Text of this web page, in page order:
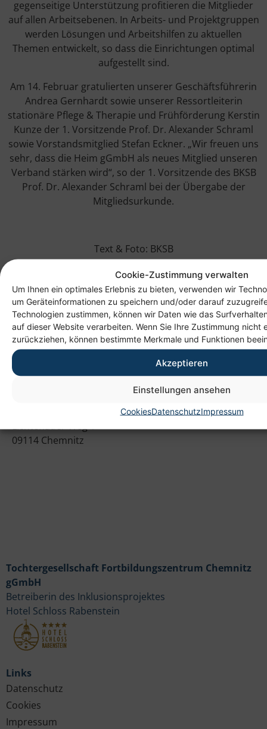
Cookie-Zustimmung verwalten
Um Ihnen ein optimales Erlebnis zu bieten, verwenden wir
um Geräteinformationen zu speichern und/oder darauf
Technologien zustimmen, können wir Daten wie das
auf dieser Website verarbeiten. Wenn Sie Ihre Zustimmung nicht
zurückziehen, können bestimmte Merkmale und Funktionen
Akzeptieren
Einstellungen ansehen
CookiesDatenschutzImpressum
gegenseitige Unterstützung profitieren die Mitglieder
auf allen Arbeitsebenen. In Arbeits- und Projektgruppen
werden Lösungen und Arbeitshilfen zu aktuellen
Themen entwickelt, so dass die Einrichtungen optimal
aufgestellt sind.
Am 14. Februar gratulierten unserer Geschäftsführerin
Andrea Gernhardt sowie unserer Ressortleiterin
stationäre Pflege & Therapie und Frühförderung Kerstin
Kunze der 1. Vorsitzende Prof. Dr. Alexander Schraml
sowie Vorstandsmitglied Stefan Eckner. „Wir freuen uns
sehr, dass die Heim gGmbH als neues Mitglied unseren
Verband stärken wird“, so der 1. Vorsitzende des BKSB
Prof. Dr. Alexander Schraml bei der Übergabe der
Mitgliedsurkunde.
Text & Foto: BKSB
Heim gemeinnützige GmbH
Lichtenauer Weg 1
09114 Chemnitz
Links
Datenschutz
Cookies
Impressum
Tochtergesellschaft Fortbildungszentrum Chemnitz
gGmbH
Betreiberin des Inklusionsprojektes
Hotel Schloss Rabenstein